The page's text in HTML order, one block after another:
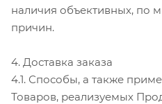
наличия объективных, по
причин.
4. Доставка заказа
4.1. Способы, а также
Товаров, реализуемых